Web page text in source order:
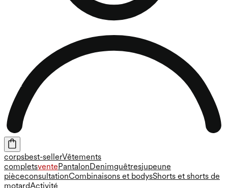
corpsbest-sellerVêtements
completsvente Pantalon Denimguêtresjupeune
pièceconsultationCombinaisons et bodysShorts et shorts de
motardActivité